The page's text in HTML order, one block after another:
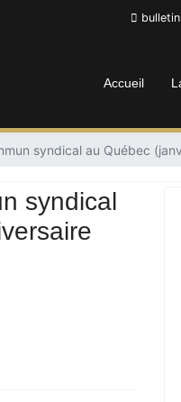
Accueil
syndical au Québec
syndical